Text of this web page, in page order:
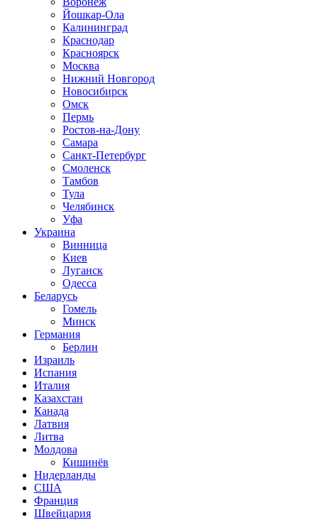
Йошкар-Ола
Калининград
Краснодар
Красноярск
Москва
Нижний Новгород
Новосибирск
Омск
Пермь
Ростов-на-Дону
Самара
Санкт-Петербург
Смоленск
Тамбов
Тула
Челябинск
Уфа
Украина
Винница
Киев
Луганск
Одесса
Беларусь
Гомель
Минск
Германия
Берлин
Израиль
Испания
Италия
Казахстан
Канада
Латвия
Литва
Молдова
Кишинёв
Нидерланды
США
Франция
Швейцария